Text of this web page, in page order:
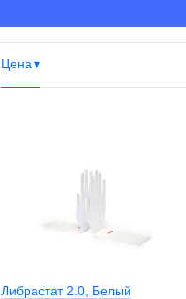
Цена
Либрастат 2.0 , Белый